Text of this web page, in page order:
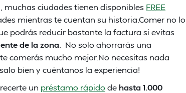
muchas ciudades tienen disponibles FREE
mientras te cuentan su historia.Comer no lo
podrás reducir bastante la factura si evitas
de la zona . No solo ahorrarás una
comerás mucho mejor.No necesitas nada
bien y cuéntanos la experiencia!
un préstamo rápido de hasta 1.000